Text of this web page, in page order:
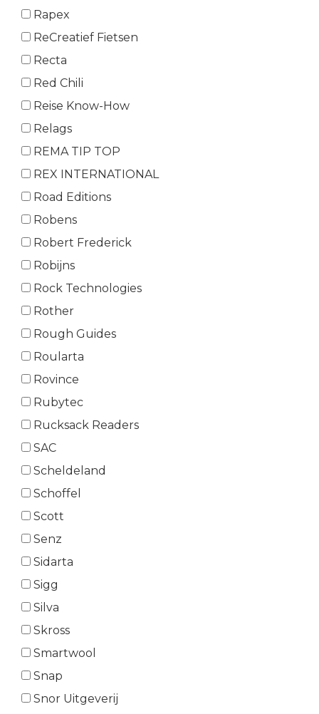
Rapex
ReCreatief Fietsen
Recta
Red Chili
Reise Know-How
Relags
REMA TIP TOP
REX INTERNATIONAL
Road Editions
Robens
Robert Frederick
Robijns
Rock Technologies
Rother
Rough Guides
Roularta
Rovince
Rubytec
Rucksack Readers
SAC
Scheldeland
Schoffel
Scott
Senz
Sidarta
Sigg
Silva
Skross
Smartwool
Snap
Snor Uitgeverij